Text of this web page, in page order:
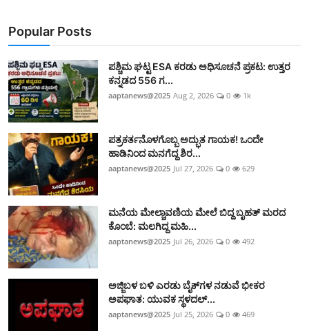
Popular Posts
ಪಶ್ಚಿಮ ಘಟ್ಟ ESA ಕರಡು ಅಧಿಸೂಚನೆ ಪ್ರಕಟ: ಉತ್ತರ
ಕನ್ನಡದ 556 ಗ...
aaptanews@2025 Aug 2, 2026 0 1k
ಪತ್ರಕರ್ತನೊಳಗೊಬ್ಬ ಅದ್ಭುತ ಗಾಯಕ! ಒಂದೇ
ಹಾಡಿನಿಂದ ಮನಗೆದ್ದ ಶಿರ...
aaptanews@2025 Jul 27, 2026 0 629
ಮನೆಯ ಮೇಲ್ಚಾವಣಿಯ ಮೇಲೆ ಬಿದ್ದ ಬೃಹತ್ ಮರದ
ಕೊಂಬೆ: ಮಲಗಿದ್ದ ಮಹಿ...
aaptanews@2025 Jul 26, 2026 0 492
ಅಜ್ಜಿಬಳ ಬಳಿ ಎರಡು ಬೈಕ್‌ಗಳ ನಡುವೆ ಭೀಕರ
ಅಪಘಾತ: ಯುವಕ ಸ್ಥಳದಲ್...
aaptanews@2025 Jul 25, 2026 0 469